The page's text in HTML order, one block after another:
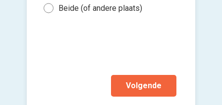
Beide (of andere plaats)
Volgende